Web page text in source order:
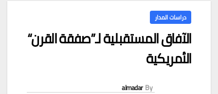
دراسات المدار
الآفاق المستقبلية لـ”صفقة القرن“
الأمريكية
By
almadar